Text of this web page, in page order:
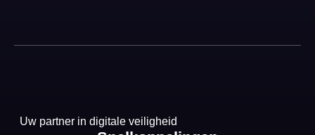
Uw partner in digitale veiligheid